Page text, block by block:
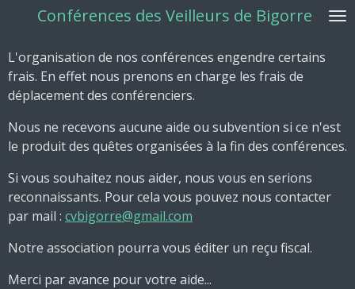
Passer
contenu
principal
Conférences des Veilleurs de Bigorre
L'organisation de nos conférences engendre certains
frais. En effet nous prenons en charge les frais de
déplacement des conférenciers.
Nous ne recevons aucune aide ou subvention si ce n'est
le produit des quêtes organisées à la fin des conférences.
Si vous souhaitez nous aider, nous vous en serions
reconnaissants. Pour cela vous pouvez nous contacter
par mail : cvbigorre@gmail.com
Notre association pourra vous éditer un reçu fiscal.
Merci par avance pour votre aide...